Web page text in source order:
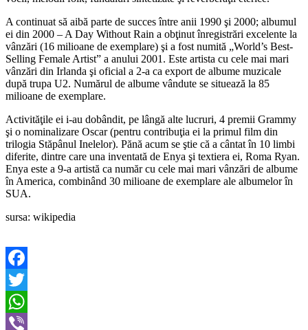
A continuat să aibă parte de succes între anii 1990 şi 2000; albumul
ei din 2000 – A Day Without Rain a obţinut înregistrări excelente la
vânzări (16 milioane de exemplare) şi a fost numită „World’s Best-
Selling Female Artist” a anului 2001. Este artista cu cele mai mari
vânzări din Irlanda şi oficial a 2-a ca export de albume muzicale
după trupa U2. Numărul de albume vândute se situează la 85
milioane de exemplare.
Activităţile ei i-au dobândit, pe lângă alte lucruri, 4 premii Grammy
şi o nominalizare Oscar (pentru contribuţia ei la primul film din
trilogia Stăpânul Inelelor). Pănă acum se ştie că a cântat în 10 limbi
diferite, dintre care una inventată de Enya şi textiera ei, Roma Ryan.
Enya este a 9-a artistă ca număr cu cele mai mari vânzări de albume
în America, combinând 30 milioane de exemplare ale albumelor în
SUA.
sursa: wikipedia
Facebook
Twitter
WhatsApp